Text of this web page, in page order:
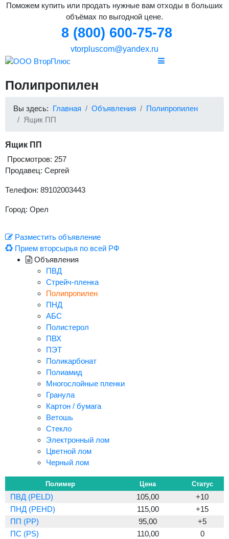
Поможем купить или продать нужные вам отходы в больших
объёмах по выгодной цене.
8 (800) 600-75-78
vtorpluscom@yandex.ru
Полипропилен
Вы здесь: Главная Объявления
Полипропилен
Ящик ПП
Ящик ПП
Просмотров: 257
Продавец: Сергей
Телефон: 89102003443
Город: Орел
Разместить объявление
Прием вторсырья по всей РФ
Объявления
ПВД
Стрейч-пленка
Полипропилен
ПНД
АБС
Полистерол
ПВХ
ПЭТ
Поликарбонат
Полиамид
Многослойные пленки
Гранула
Картон / бумага
Ветошь
Стекло
Электронный лом
Цветной лом
Черный лом
Полимер Цена Статус
ПВД (PELD) 105,00
+10
ПНД (PEHD)
115,00
+15
ПП (PP)
95,00
+5
ПС (PS)
110,00
0